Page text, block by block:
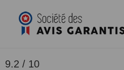
9.2 / 10